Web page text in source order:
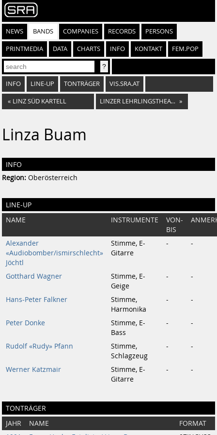
NEWS BANDS COMPANIES RECORDS PERSONS
PRINTMEDIA DATA CHARTS INFO KONTAKT FEM.POP
INFO LINE-UP TONTRÄGER VIS.SRA.AT
« LINZ SÜD KARTELL LINZER LEHRLINGSTHEATER »
Linza Buam
INFO
Region: Oberösterreich
LINE-UP
NAME INSTRUMENTE
VON-
BIS
Alexander
«Audiobomber/ismirschlecht»
Jöchtl
Stimme, E-
Gitarre
- -
Gotthard Wagner
Stimme, E-
Geige
- -
Hans-Peter Falkner
Stimme,
Harmonika
- -
Peter Donke
Stimme, E-
Bass
- -
Rudolf «Rudy» Pfann
Stimme,
Schlagzeug
- -
Werner Katzmair
Stimme, E-
Gitarre
- -
TONTRÄGER
JAHR NAME
FORMAT